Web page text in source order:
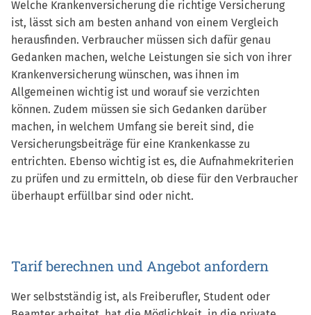
Welche Krankenversicherung die richtige Versicherung
ist, lässt sich am besten anhand von einem Vergleich
herausfinden. Verbraucher müssen sich dafür genau
Gedanken machen, welche Leistungen sie sich von ihrer
Krankenversicherung wünschen, was ihnen im
Allgemeinen wichtig ist und worauf sie verzichten
können. Zudem müssen sie sich Gedanken darüber
machen, in welchem Umfang sie bereit sind, die
Versicherungsbeiträge für eine Krankenkasse zu
entrichten. Ebenso wichtig ist es, die Aufnahmekriterien
zu prüfen und zu ermitteln, ob diese für den Verbraucher
überhaupt erfüllbar sind oder nicht.
Tarif berechnen und Angebot anfordern
Wer selbstständig ist, als Freiberufler, Student oder